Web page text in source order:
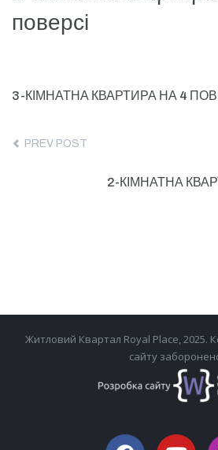
поверсі
3-КІМНАТНА КВАРТИРА НА 4
PREV POST
2-КІМНАТНА
Житловий Квартал Royal Place, 2025.
сайту